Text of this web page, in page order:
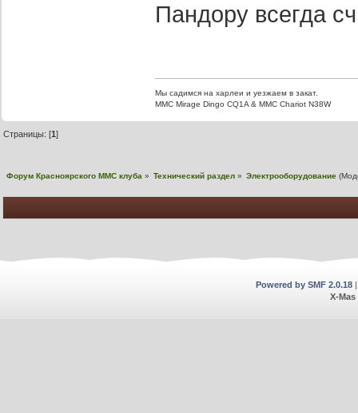
Пандору всегда
Мы садимся на харлеи и уезжаем в закат.
ММС Mirage Dingo CQ1A & MMC Chariot N38W
Страницы: [1]
Форум Красноярского MMC клуба » Технический раздел » Электрооборудование
Powered by SMF 2.0.18
X-Mas